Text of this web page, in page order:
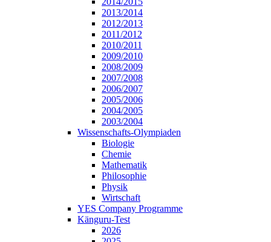
2013/2014
2012/2013
2011/2012
2010/2011
2009/2010
2008/2009
2007/2008
2006/2007
2005/2006
2004/2005
2003/2004
Wissenschafts-Olympiaden
Biologie
Chemie
Mathematik
Philosophie
Physik
Wirtschaft
YES Company Programme
Känguru-Test
2026